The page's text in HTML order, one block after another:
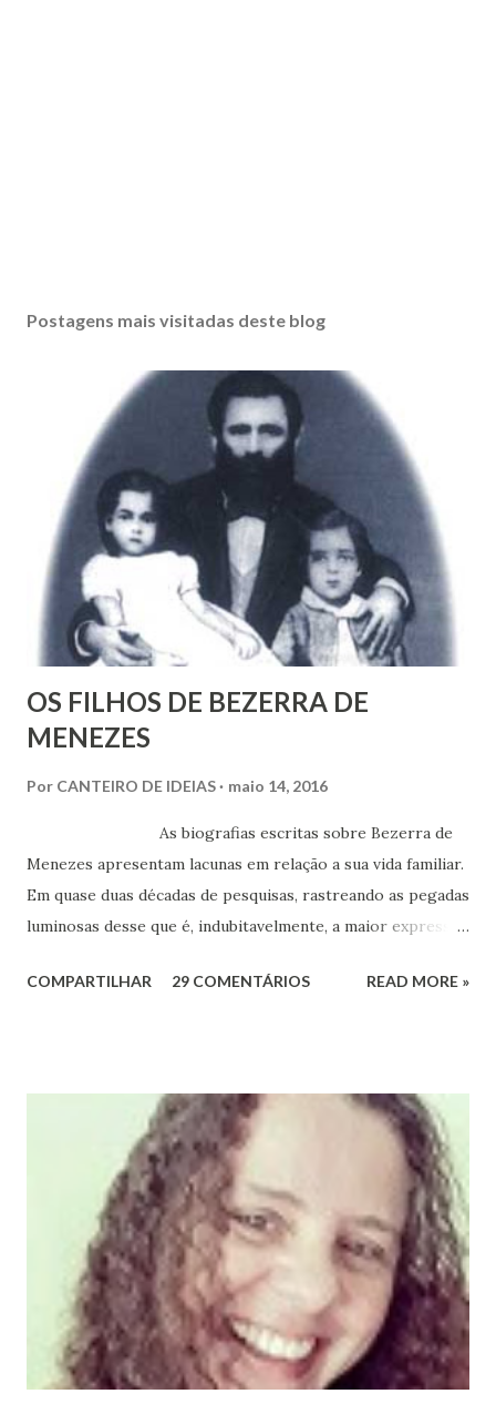
Postagens mais visitadas deste blog
OS FILHOS DE BEZERRA DE
MENEZES
Por CANTEIRO DE IDEIAS maio 14, 2016
As biografias escritas sobre Bezerra de
Menezes apresentam lacunas em relação a sua vida familiar.
Em quase duas décadas de pesquisas, rastreando as pegadas
luminosas desse que é, indubitavelmente, a maior expressão
documentos que nos permitem esclarecer um pouco mais
Damas Martins e, particularmente, da querida amiga Lúcia
Bezerra, sobrinha-bisneta de Bezerra, residente em
Fortaleza, conseguimos montar a maior parte desse
intricado quebra-cabeças, cujas informações
compartilhamos neste mês em que relembramos os 180
anos de seu nascimento. Bezerra casou-se...
COMPARTILHAR 29 COMENTÁRIOS READ MORE »